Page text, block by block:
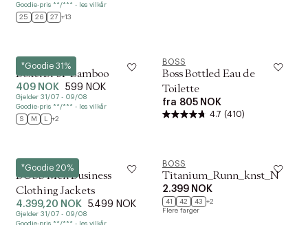
Goodie-pris **/*** - les vilkår
25
26 27 +13
*Goodie 31%
BOSS
BoxerBr 3P Bamboo
409 NOK 599 NOK
Gjelder 31/07 - 09/08
Goodie-pris **/*** - les vilkår
S
M L +2
BOSS
Boss Bottled Eau de
Toilette
fra 805 NOK
4.7 (410)
*Goodie 20%
BOSS
BOSS Men Business
Clothing Jackets
4.399,20 NOK 5.499 NOK
Gjelder 31/07 - 09/08
Goodie-pris **/*** - les vilkår
BOSS
Titanium_Runn_knst_N
2.399 NOK
41 42 43 +2
Flere farger